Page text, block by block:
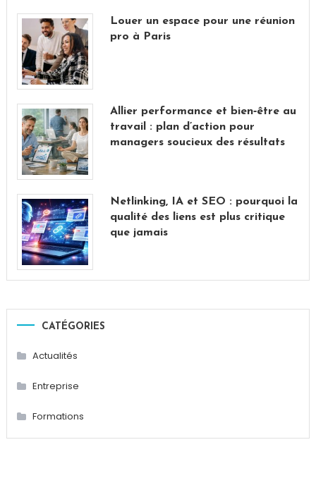
Louer un espace pour une réunion
pro à Paris
Allier performance et bien‑être au
travail : plan d’action pour
managers soucieux des résultats
Netlinking, IA et SEO : pourquoi la
qualité des liens est plus critique
que jamais
CATÉGORIES
Actualités
Entreprise
Formations